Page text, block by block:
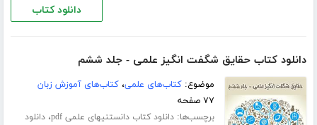
دانلود کتاب
دانلود کتاب حقایق شگفت انگیز علمی - جلد ششم
موضوع:کتاب‌های علمی،کتاب‌های آموزش زبان
۷۷ صفحه
برچسب‌ها:دانلود کتاب دانستنیهای علمی pdf ،دانلود